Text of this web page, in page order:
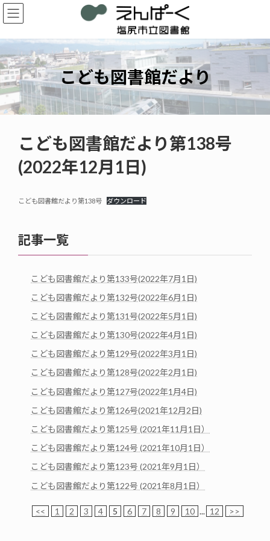
コ
ン
ン
ツ
へ
ス
キ
ッ
プ
ナ
ビ
ー
シ
ョ
ン
に
移
動
こども図書館だより
こども図書館だより第138号
(2022年12月1日)
こども図書館だより第138号 ダウンロード
記事一覧
こども図書館だより第133号(2022年7月1日)
こども図書館だより第132号(2022年6月1日)
こども図書館だより第131号(2022年5月1日)
こども図書館だより第130号(2022年4月1日)
こども図書館だより第129号(2022年3月1日)
こども図書館だより第128号(2022年2月1日)
こども図書館だより第127号(2022年1月4日)
こども図書館だより第126号(2021年12月2日)
こども図書館だより第125号 (2021年11月1日）
こども図書館だより第124号 (2021年10月1日）
こども図書館だより第123号 (2021年9月1日）
こども図書館だより第122号 (2021年8月1日）
<< 1 2 3 4 5 6 7 8 9 10 ... 12 >>